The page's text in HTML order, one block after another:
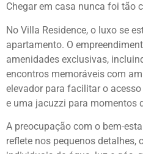
Chegar em casa nunca foi tão
No Villa Residence, o luxo se
apartamento. O
amenidades exclusivas,
encontros memoráveis com
elevador para facilitar o
e uma jacuzzi para momentos
A preocupação com o bem-
reflete nos pequenos detalhes,